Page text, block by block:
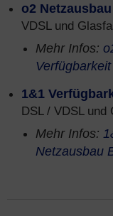
o2
VDSL und
Mehr Infos:
Verfügbarkeit
1&1
DSL / VDSL und
Mehr Infos:
Netzausbau